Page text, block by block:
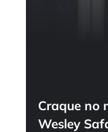
Craque no
Wesley